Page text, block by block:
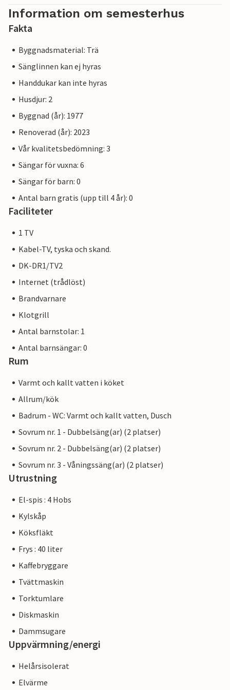
Information om semesterhus
Fakta
Byggnadsmaterial: Trä
Sänglinnen kan ej hyras
Handdukar kan inte hyras
Husdjur: 2
Byggnad (år): 1977
Renoverad (år): 2023
Vår kvalitetsbedömning: 3
Sängar för vuxna: 6
Sängar för barn: 0
Antal barn gratis (upp till 4 år): 0
Faciliteter
1 TV
Kabel-TV, tyska och skand.
DK-DR1/TV2
Internet (trådlöst)
Brandvarnare
Klotgrill
Antal barnstolar: 1
Antal barnsängar: 0
Rum
Varmt och kallt vatten i köket
Allrum/kök
Badrum - WC: Varmt och kallt vatten, Dusch
Sovrum nr. 1 - Dubbelsäng(ar) (2 platser)
Sovrum nr. 2 - Dubbelsäng(ar) (2 platser)
Sovrum nr. 3 - Våningssäng(ar) (2 platser)
Utrustning
El-spis : 4 Hobs
Kylskåp
Köksfläkt
Frys : 40 liter
Kaffebryggare
Tvättmaskin
Torktumlare
Diskmaskin
Dammsugare
Uppvärmning/energi
Helårsisolerat
Elvärme